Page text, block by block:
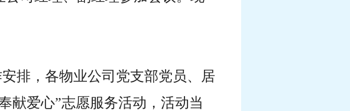
排，各物业公司党支部党员、居
献爱心”志愿服务活动，活动当